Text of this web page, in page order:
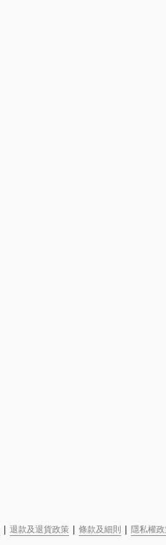
| 退款及退貨政策 | 條款及細則 | 隱私權